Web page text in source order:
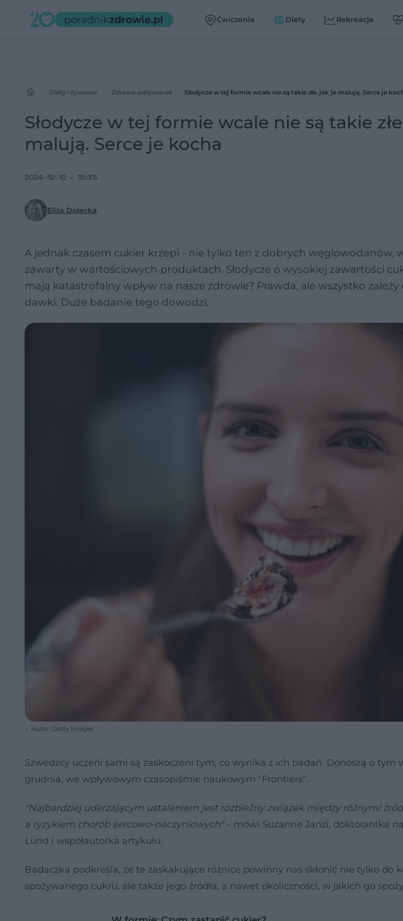
Ćwiczenia Diety Rekreacja
Diety i żywienie Zdrowe odżywianie Słodycze w tej formie wcale nie są takie złe, jak je malują. Serce je
Słodycze w tej formie wcale nie są takie
malują. Serce je kocha
Eliza Dolecka
2024-12-10 15:35
A jednak czasem cukier krzepi - nie tylko ten z dobrych węglowodanów,
zawarty w wartościowych produktach. Słodycze o wysokiej zawartości
mają katastrofalny wpływ na nasze zdrowie? Prawda, ale wszystko
dawki. Duże badanie tego dowodzi.
Autor: Getty Images
Szwedzcy uczeni sami są zaskoczeni tym, co wynika z ich badań. Donoszą o tym
grudnia, we wpływowym czasopiśmie naukowym "Frontiers".
"Najbardziej uderzającym ustaleniem jest rozbieżny związek między różnymi
a ryzykiem chorób sercowo-naczyniowych"– mówi Suzanne Janzi, doktorantka
Lund i współautorka artykułu.
Badaczka podkreśla, że te zaskakujące różnice powinny nas skłonić nie tylko do
spożywanego cukru, ale także jego źródła, a nawet okoliczności, w jakich go